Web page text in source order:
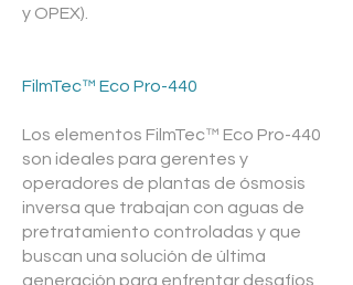
y OPEX).
FilmTec™ Eco Pro-440
Los elementos FilmTec™ Eco Pro-440
son ideales para gerentes y
operadores de plantas de ósmosis
inversa que trabajan con aguas de
pretratamiento controladas y que
buscan una solución de última
generación para enfrentar desafíos